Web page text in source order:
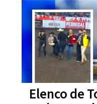
Elenco de